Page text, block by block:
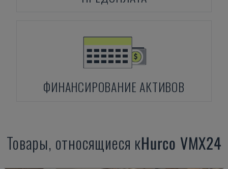
ФИНАНСИРОВАНИЕ АКТИВОВ
Товары, относящиеся кHurco VMX24